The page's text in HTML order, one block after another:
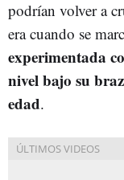
podrían volver a
era cuando se
experimentada
nivel bajo su
edad.